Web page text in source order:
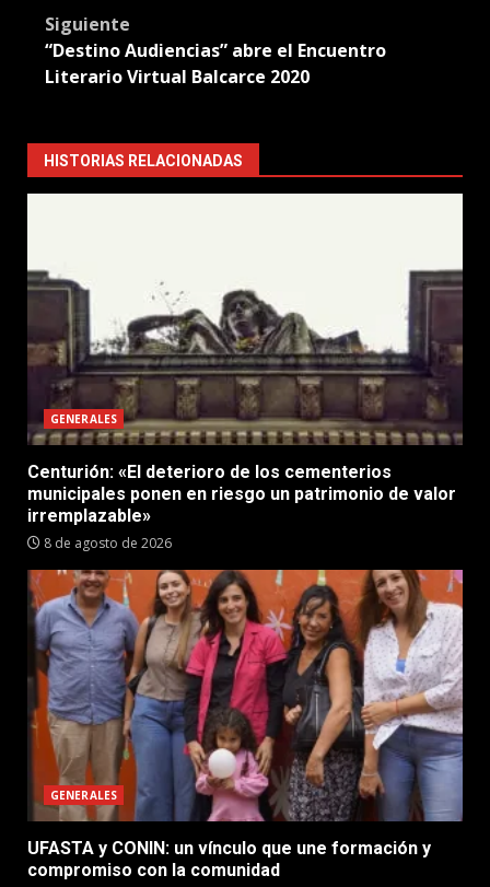
Siguiente
“Destino Audiencias” abre el Encuentro
Literario Virtual Balcarce 2020
HISTORIAS RELACIONADAS
GENERALES
Centurión: «El deterioro de los cementerios
municipales ponen en riesgo un patrimonio de valor
irremplazable»
8 de agosto de 2026
GENERALES
UFASTA y CONIN: un vínculo que une formación y
compromiso con la comunidad